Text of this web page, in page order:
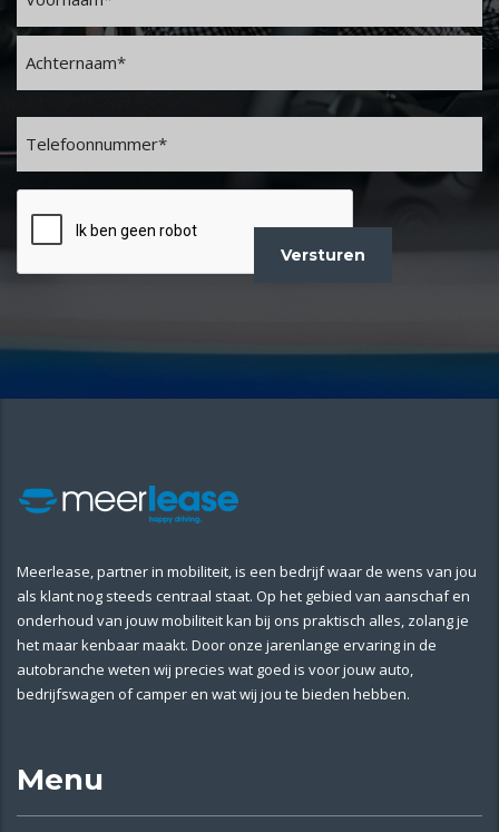
Voornaam
Meerlease, partner in mobiliteit, is een bedrijf waar de wens van jou
als klant nog steeds centraal staat. Op het gebied van aanschaf en
onderhoud van jouw mobiliteit kan bij ons praktisch alles, zolang je
het maar kenbaar maakt. Door onze jarenlange ervaring in de
autobranche weten wij precies wat goed is voor jouw auto,
bedrijfswagen of camper en wat wij jou te bieden hebben.
Menu